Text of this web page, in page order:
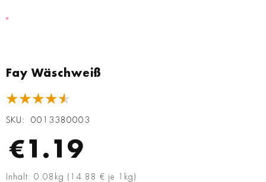
Fay Wäschweiß
★★★★★
SKU 0013380003
€1.19
Inhalt: 0.08kg (14.88 € je 1kg)
Anfang
Bildgalerie